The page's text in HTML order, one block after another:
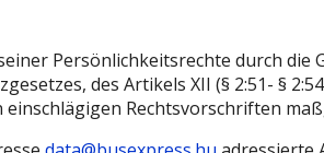
Persönlichkeitsrechte durch die
des Artikels XII (§ 2:51- §
Rechtsvorschriften